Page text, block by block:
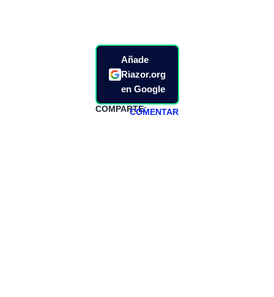
Añade
Riazor.org
en Google
COMPARTE:COMENTAR